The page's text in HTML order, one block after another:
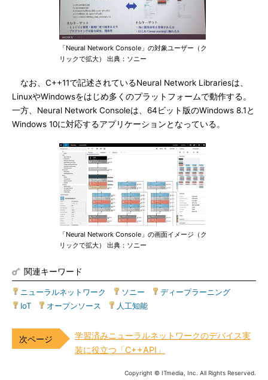
「Neural Network Console」の対象ユーザー（ク
リックで拡大） 出典：ソニー
なお、C++11で記述されているNeural Network Librariesは、
LinuxやWindowsをはじめ多くのプラットフォームで動作する。
一方、Neural Network Consoleは、64ビット版のWindows 8.1と
Windows 10に対応するアプリケーションとなっている。
「Neural Network Console」の画面イメージ（ク
リックで拡大） 出典：ソニー
関連キーワード
ニューラルネットワーク ソニー ディープラーニング
IoT
オープンソース 人工知能
学習済みニューラルネットワークのデバイス実
装に役立つ「C++API」
Copyright © ITmedia, Inc. All Rights Reserved.